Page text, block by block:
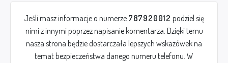
Jeśli masz informacje o numerze 787920012 podziel się
nimi z innymi poprzez napisanie komentarza. Dzięki temu
nasza strona będzie dostarczała lepszych wskazówek na
temat bezpieczeństwa danego numeru telefonu. W